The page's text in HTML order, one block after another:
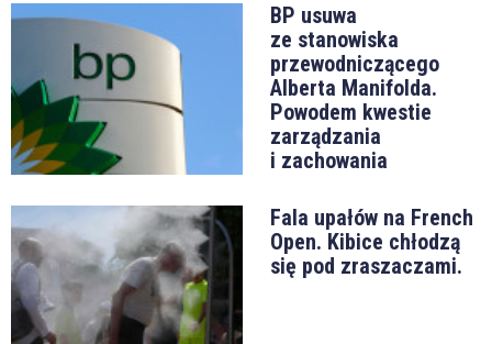
BP usuwa
ze stanowiska
przewodniczącego
Alberta Manifolda.
Powodem kwestie
zarządzania
i zachowania
Fala upałów na French
Open. Kibice chłodzą
się pod zraszaczami.